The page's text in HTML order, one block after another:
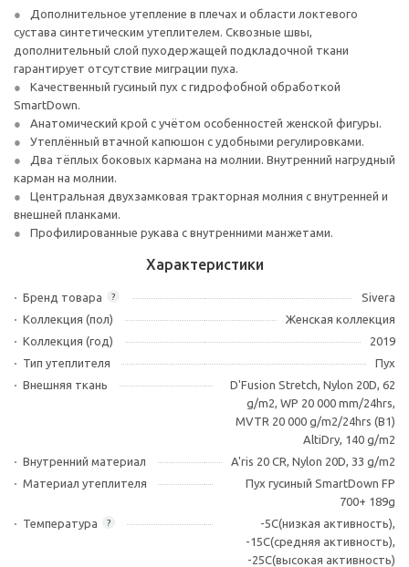
Дополнительное утепление в плечах и области локтевого
сустава синтетическим утеплителем. Сквозные швы,
дополнительный слой пуходержащей подкладочной ткани
гарантирует отсутствие миграции пуха.
Качественный гусиный пух с гидрофобной обработкой
SmartDown.
Анатомический крой с учётом особенностей женской фигуры.
Утеплённый втачной капюшон с удобными регулировками.
Два тёплых боковых кармана на молнии. Внутренний нагрудный
карман на молнии.
Центральная двухзамковая тракторная молния с внутренней и
внешней планками.
Профилированные рукава с внутренними манжетами.
Характеристики
?
Бренд товара
Sivera
Коллекция (пол)
Женская коллекция
Коллекция (год)
2019
Тип утеплителя
Пух
Внешняя ткань
D'Fusion Stretch, Nylon 20D, 62
g/m2, WP 20 000 mm/24hrs,
MVTR 20 000 g/m2/24hrs (B1)
AltiDry, 140 g/m2
Внутренний материал
A'ris 20 CR, Nylon 20D, 33 g/m2
Материал утеплителя
Пух гусиный SmartDown FP
700+ 189g
?
Температура
-5C(низкая активность),
-15C(средняя активность),
-25C(высокая активность)